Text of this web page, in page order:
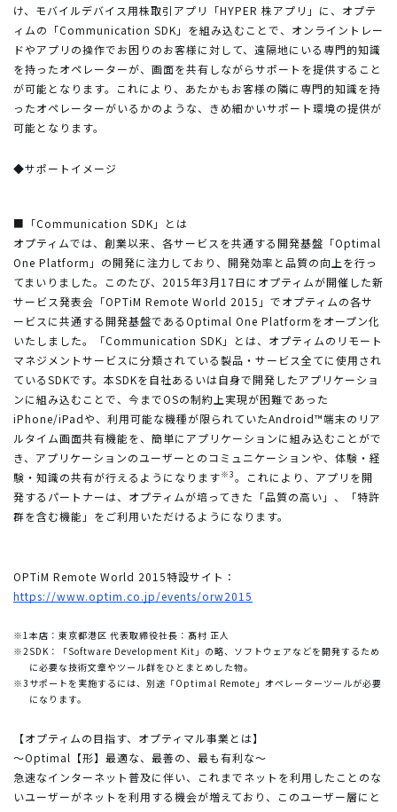
け、モバイルデバイス用株取引アプリ「HYPER 株アプリ」に、オプテ
ィムの「Communication SDK」を組み込むことで、オンライントレー
ドやアプリの操作でお困りのお客様に対して、遠隔地にいる専門的知識
を持ったオペレーターが、画面を共有しながらサポートを提供すること
が可能となります。これにより、あたかもお客様の隣に専門的知識を持
ったオペレーターがいるかのような、きめ細かいサポート環境の提供が
可能となります。
◆サポートイメージ
■「Communication SDK」とは
オプティムでは、創業以来、各サービスを共通する開発基盤「Optimal
One Platform」の開発に注力しており、開発効率と品質の向上を行っ
てまいりました。このたび、2015年3月17日にオプティムが開催した新
サービス発表会「OPTiM Remote World 2015」でオプティムの各サ
ービスに共通する開発基盤であるOptimal One Platformをオープン化
いたしました。「Communication SDK」とは、オプティムのリモート
マネジメントサービスに分類されている製品・サービス全てに使用され
ているSDKです。本SDKを自社あるいは自身で開発したアプリケーショ
ンに組み込むことで、今までOSの制約上実現が困難であった
iPhone/iPadや、利用可能な機種が限られていたAndroid™端末のリア
ルタイム画面共有機能を、簡単にアプリケーションに組み込むことがで
き、アプリケーションのユーザーとのコミュニケーションや、体験・経
験・知識の共有が行えるようになります※3。これにより、アプリを開
発するパートナーは、オプティムが培ってきた「品質の高い」、「特許
群を含む機能」をご利用いただけるようになります。
OPTiM Remote World 2015特設サイト：
https://www.optim.co.jp/events/orw2015
※1 本店：東京都港区 代表取締役社長：髙村 正人
※2 SDK：「Software Development Kit」の略、ソフトウェアなどを開発するため
に必要な技術文章やツール群をひとまとめした物。
※3 サポートを実施するには、別途「Optimal Remote」オペレーターツールが必要
になります。
【オプティムの目指す、オプティマル事業とは】
～Optimal【形】最適な、最善の、最も有利な～
急速なインターネット普及に伴い、これまでネットを利用したことのな
いユーザーがネットを利用する機会が増えており、このユーザー層にと